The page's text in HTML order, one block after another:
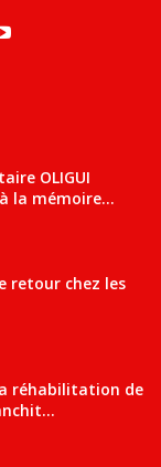
OLIGUI
la mémoire...
retour chez les
réhabilitation de